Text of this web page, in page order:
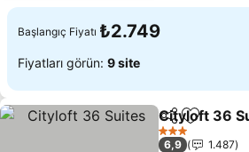
Başlangıç Fiyatı ₺2.749
Fiyatları görün: 9 site
Paylaş
Cityloft 36
3 Yıldız
6,9
1.487